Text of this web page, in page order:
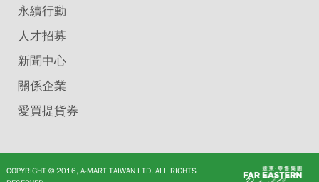
永續行動
人才招募
新聞中心
關係企業
愛買提貨券
COPYRIGHT © 2016, A-MART TAIWAN LTD. ALL RIGHTS